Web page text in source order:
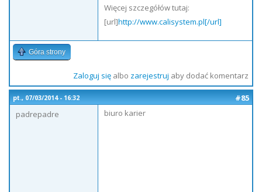
Więcej szczegółów tutaj:
[url]http://www.calisystem.pl[/url]
Góra strony
Zaloguj sięalbo zarejestruj aby dodać komentarz
pt., 07/03/2014 - 16:32
#85
padrepadre
biuro karier